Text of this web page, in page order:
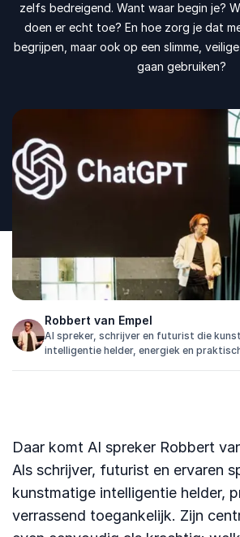
zelfs bedreigend. Want waar begin je?
doen er echt toe? En hoe zorg je dat
begrijpen, maar ook op een slimme,
gaan gebruiken?
Robbert van Empel
AI spreker, schrijver en futurist die
intelligentie helder, energiek en
Daar komt AI spreker Robbert
Als schrijver, futurist en ervaren
kunstmatige intelligentie helder,
verrassend toegankelijk. Zijn